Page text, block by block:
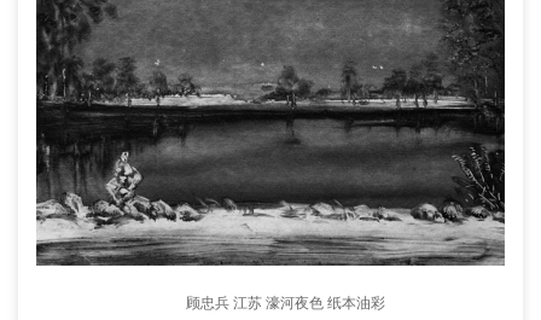
顾忠兵 江苏 濠河夜色 纸本油彩